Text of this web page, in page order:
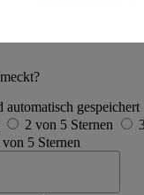
gespeichert
2 von 5 Sternen
von 5 Sternen
zum Herausgeber der